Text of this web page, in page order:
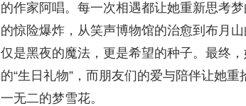
的作家阿唱。每一次相遇都让她重新思考
的惊险爆炸，从笑声博物馆的治愈到布月
仅是黑夜的魔法，更是希望的种子。最终
的“生日礼物”，而朋友们的爱与陪伴让她
一无二的梦雪花。